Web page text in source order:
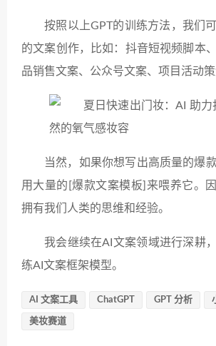
按照以上GPT的训练方法，我们
的文案创作，比如：抖音短视频脚本
品销售文案、公众号文案、项目活动策
当然，如果你想写出高质量的爆
用大量的[爆款文案模板]来喂养它。
拥有我们人类的思维和经验。
我会继续在AI文案领域进行深耕
练AI文案框架模型。
AI 文案工具 ChatGPT GPT 分析
美妆赛道